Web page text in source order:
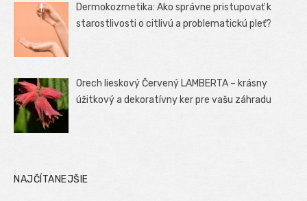
Dermokozmetika: Ako správne pristupovať k
starostlivosti o citlivú a problematickú pleť?
Orech lieskový Červený LAMBERTA – krásny
úžitkový a dekoratívny ker pre vašu záhradu
NAJČÍTANEJŠIE